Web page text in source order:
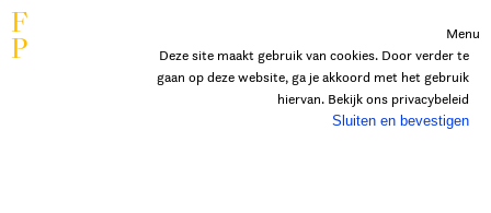
Deze site maakt gebruik van cookies. Door verder te
gaan op deze website, ga je akkoord met het gebruik
hiervan. Bekijk ons privacybeleid
Sluiten en bevestigen
F
P Menu